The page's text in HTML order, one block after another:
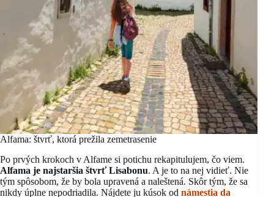
Alfama: štvrť, ktorá prežila zemetrasenie
Po prvých krokoch v Alfame si potichu rekapitulujem, čo viem.
Alfama je najstaršia štvrť Lisabonu. A je to na nej vidieť. Nie
tým spôsobom, že by bola upravená a naleštená. Skôr tým, že sa
nikdy úplne nepodriadila. Nájdete ju kúsok od námestia da